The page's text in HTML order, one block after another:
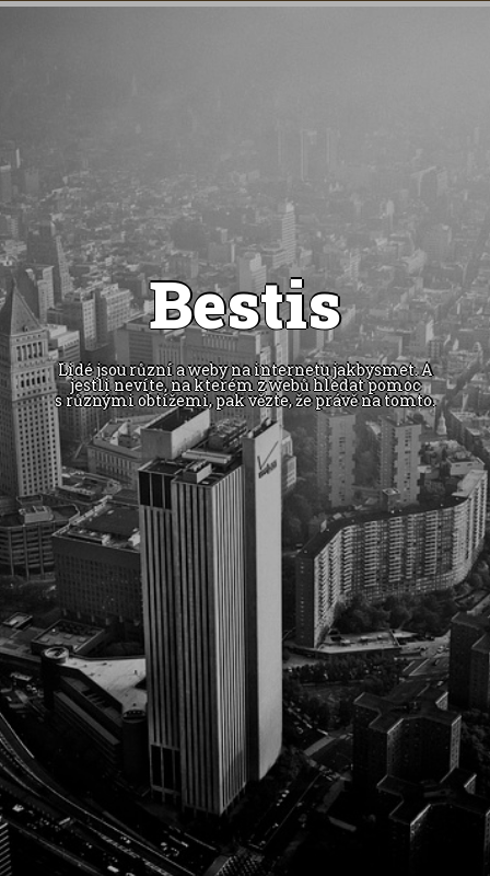
Bestis
Lidé jsou různí a weby na internetu jakbysmet. A
jestli nevíte, na kterém z webů hledat pomoc
s různými obtížemi, pak vězte, že právě na tomto.